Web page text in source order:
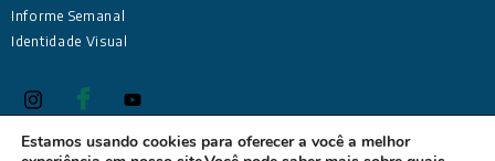
Informe Semanal
Identidade Visual
Estamos usando cookies para oferecer a você a melhor